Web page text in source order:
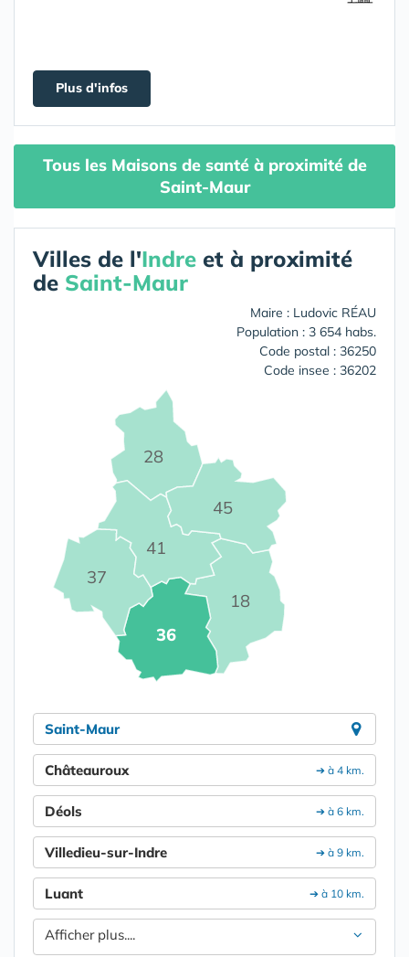
Plus d'infos
Tous les Maisons de santé à proximité de
Saint-Maur
Villes de l'Indre et à proximité
de Saint-Maur
Maire : Ludovic RÉAU
Population : 3 654 habs.
Code postal : 36250
Code insee : 36202
18
28
36
37
41
45
Saint-Maur
➔ à 4 km.
Châteauroux
➔ à 6 km.
Déols
➔ à 9 km.
Villedieu-sur-Indre
➔ à 10 km.
Luant
Afficher plus....